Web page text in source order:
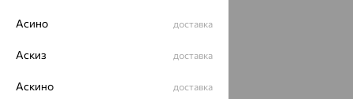
О нас
Магазины и доставка
еще 3
Асино доставка
Аскиз доставка
Аскино доставка